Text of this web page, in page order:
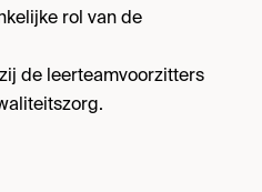
rol van de
de leerteamvoorzitters